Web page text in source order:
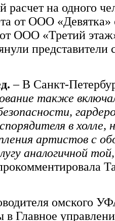
расчет на одного
от ООО «Девятка»
ООО «Третий
представители
– В Санкт-
также
в холле,
артистов с
аналогичной
омского
в Главное